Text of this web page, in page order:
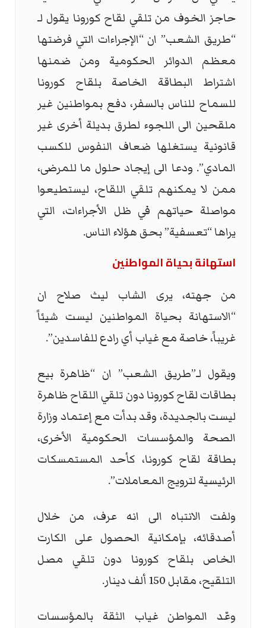
حاجز الخوف من تلقي لقاح كورونا يقول لـ
“طريق الشعب” ان “الإجراءات التي فرضتها
معظم الدوائر الحكومية ومن ضمنها
اشتراط البطاقة الخاصة بلقاح كورونا
للسماح للناس بالسفر، دفع بمواطنين غير
ملقحين الى اللجوء لطرق بديلة أخرى غير
قانونية يستغلها ضعاف النفوس للكسب
المادي”. ودعا الى إيجاد حلول ما للمرضى،
ممن لا يمكنهم تلقي اللقاح، ليستطيعوا
مواصلة حياتهم في ظل الأجراءات، التي
يراها “تعسفية” بحق هؤلاء الناس.
استهانة بحياة المواطنين
من جهته، يرى الشاب ليث صلاح ان
“الاستهانة بحياة المواطنين ليست شيئاً
غريباً، خاصة مع غياب أي رادع للفاسدين”.
ويقول لـ”طريق الشعب” ان “ظاهرة بيع
بطاقات لقاح كورونا دون تلقي اللقاح ظاهرة
ليست بالجديدة، وقد بدأت مع إعتماد وزارة
الصحة والمؤسسات الحكومية الأخرى،
بطاقة لقاح كورونا، كأحد المستمسكات
الرئيسية لترويج المعاملات”.
ولفت الانتباه الى انه عرف، من خلال
أصدقائه، بإمكانية الحصول على الكارت
الخاص بلقاح كورونا دون تلقي مصل
التلقيح، مقابل 150 ألف دينار.
وعّد المواطن غياب الثقة بالمؤسسات